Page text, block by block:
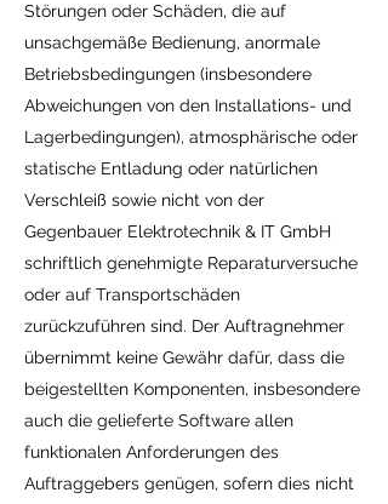
Störungen oder Schäden, die auf
unsachgemäße Bedienung, anormale
Betriebsbedingungen (insbesondere
Abweichungen von den Installations- und
Lagerbedingungen), atmosphärische oder
statische Entladung oder natürlichen
Verschleiß sowie nicht von der
Gegenbauer Elektrotechnik & IT GmbH
schriftlich genehmigte Reparaturversuche
oder auf Transportschäden
zurückzuführen sind. Der Auftragnehmer
übernimmt keine Gewähr dafür, dass die
beigestellten Komponenten, insbesondere
auch die gelieferte Software allen
funktionalen Anforderungen des
Auftraggebers genügen, sofern dies nicht